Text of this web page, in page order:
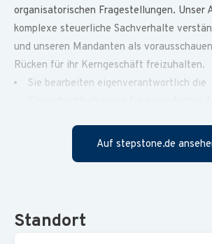
organisatorischen Fragestellungen. Unser
komplexe steuerliche Sachverhalte
und unseren Mandanten als
Rücken für ihr Kerngeschäft freizuhalten.
Sie bearbeiten eigenverantwortlich die
Sie übernehmen die termingerechte
und Gehaltsabrechnungen inklusive
Kanzleiprozesse mit und begleiten
Auf stepstone.de
Standort